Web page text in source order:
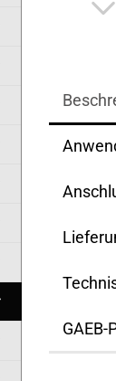
GAEB-